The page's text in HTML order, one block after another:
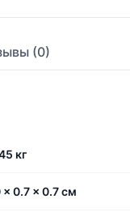
(0)
кг
× 0.7 × 0.7 см